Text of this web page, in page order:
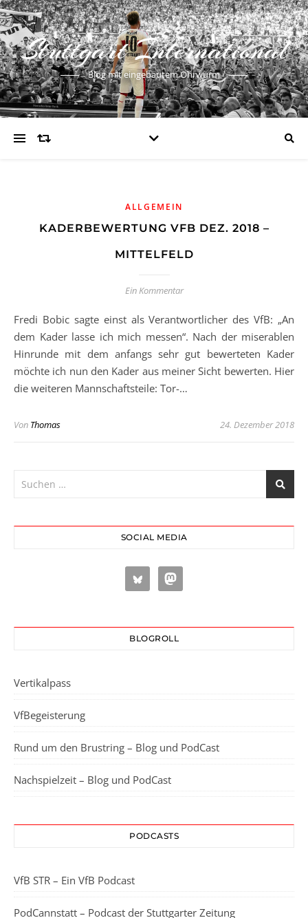
Stuttgart International
Blog mit eingebautem Ohrwurm
ALLGEMEIN
KADERBEWERTUNG VFB DEZ. 2018 –
MITTELFELD
Ein Kommentar
Fredi Bobic sagte einst als Verantwortlicher des VfB: „An
dem Kader lasse ich mich messen“. Nach der miserablen
Hinrunde mit dem anfangs sehr gut bewerteten Kader
möchte ich nun den Kader aus meiner Sicht bewerten. Hier
die weiteren Mannschaftsteile: Tor-…
Von Thomas 24. Dezember 2018
SOCIAL MEDIA
BLOGROLL
Vertikalpass
VfBegeisterung
Rund um den Brustring – Blog und PodCast
Nachspielzeit – Blog und PodCast
PODCASTS
VfB STR – Ein VfB Podcast
PodCannstatt – Podcast der Stuttgarter Zeitung